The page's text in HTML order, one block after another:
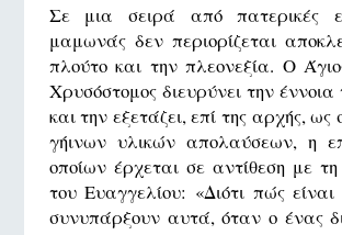
Σε μια σειρά από πατερικές
μαμωνάς δεν περιορίζεται
πλούτο και την πλεονεξία. Ο
Χρυσόστομος διευρύνει την
και την εξετάζει, επί της αρχής,
γήινων υλικών απολαύσεων, η
οποίων έρχεται σε αντίθεση με
του Ευαγγελίου: «Διότι πώς
συνυπάρξουν αυτά, όταν ο ένας